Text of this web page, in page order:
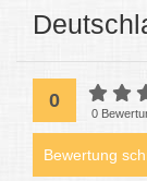
0
0
Bewertung